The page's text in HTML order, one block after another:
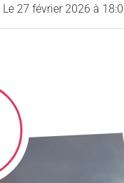
Le 27 février 2026 à